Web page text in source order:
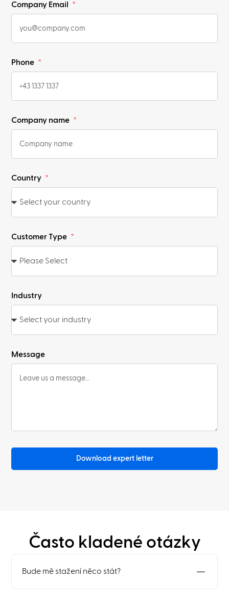
Company Email
Phone
Company name
Country
Customer Type
Industry
Message
Download expert letter
Často kladené otázky
Bude mě stažení něco stát?